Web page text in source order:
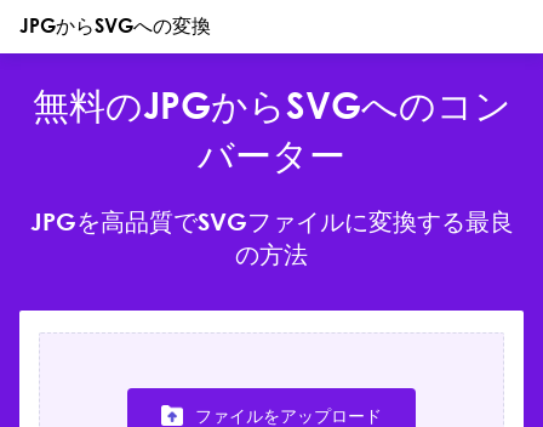
JPGからSVGへの変換
無料のJPGからSVGへのコン
バーター
JPGを高品質でSVGファイルに変換する最良
の方法
ファイルをアップロード